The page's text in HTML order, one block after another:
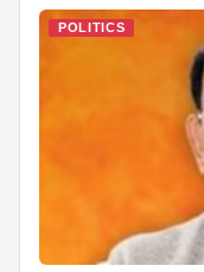
POLITICS